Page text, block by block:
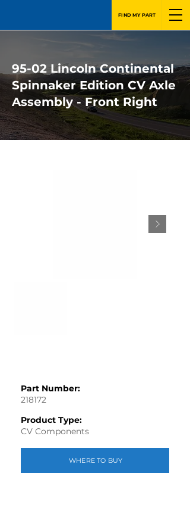
FIND MY PART
95-02 Lincoln Continental
Spinnaker Edition CV Axle
Assembly - Front Right
Part Number:
218172
Product Type:
CV Components
WHERE TO BUY